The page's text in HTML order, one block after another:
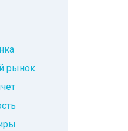
рынок